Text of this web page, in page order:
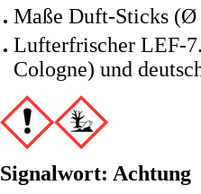
Maße Duft-Sticks
Lufterfrischer LEF-
Cologne) und
Signalwort: Achtung